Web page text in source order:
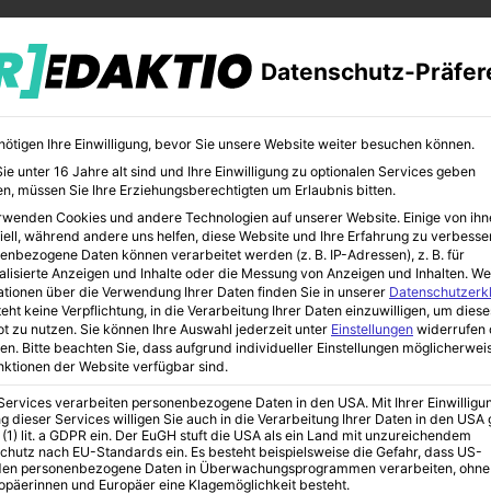
BILDUNG KUNST
Datenschutz-
Ihre Einwilligung, bevor Sie unsere Website weiter besuchen können.
unter 16 Jahre alt sind und Ihre Einwilligung zu optionalen Services geben
müssen Sie Ihre Erziehungsberechtigten um Erlaubnis bitten.
Cookies und andere Technologien auf unserer Website. Einige von
während andere uns helfen, diese Website und Ihre Erfahrung zu
Daten können verarbeitet werden (z. B. IP-Adressen), z. B. für
Anzeigen und Inhalte oder die Messung von Anzeigen und Inhalten.
über die Verwendung Ihrer Daten finden Sie in unserer
keine Verpflichtung, in die Verarbeitung Ihrer Daten einzuwilligen, um
zu nutzen. Sie können Ihre Auswahl jederzeit unter Einstellungen widerrufen
Bitte beachten Sie, dass aufgrund individueller Einstellungen
der Website verfügbar sind.
verarbeiten personenbezogene Daten in den USA. Mit Ihrer
dieser Services willigen Sie auch in die Verarbeitung Ihrer Daten in den USA
lit. a GDPR ein. Der EuGH stuft die USA als ein Land mit unzureichendem
nach EU-Standards ein. Es besteht beispielsweise die Gefahr, dass US-
personenbezogene Daten in Überwachungsprogrammen verarbeiten,
und Europäer eine Klagemöglichkeit besteht.